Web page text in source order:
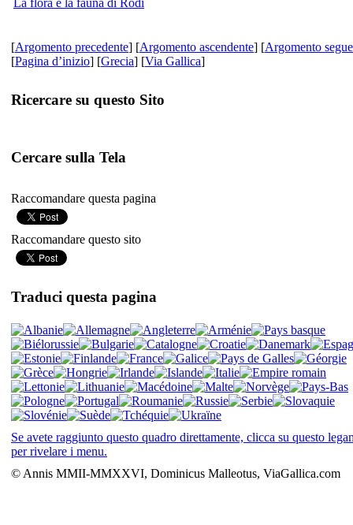
[Argomento precedente] [Argomento ascendente] [Argomento
[Pagina d’inizio] [Grecia] [Via Gallica]
Ricercare su questo Sito
Cercare sulla Tela
Raccomandare questa pagina
Raccomandare questo sito
Traduci questa pagina
Se avete raggiunto questo quadro direttamente, clicca su questo
per rivelare i menu.
© Annis MMII-MMXXVI, Dominicus Malleotus, ViaGallica.com